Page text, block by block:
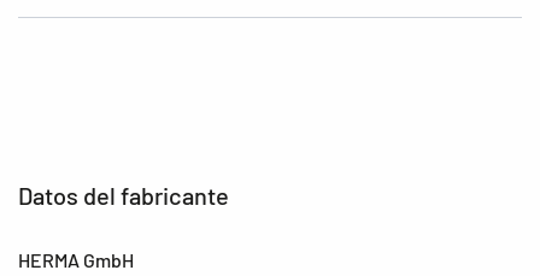
Datos del fabricante
HERMA GmbH